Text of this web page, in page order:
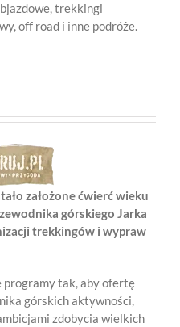
trekkingi
off road i inne podróże.
założone ćwierć wieku
górskiego Jarka
trekkingów i wypraw
programy tak, aby ofertę
górskich aktywności,
zdobycia wielkich